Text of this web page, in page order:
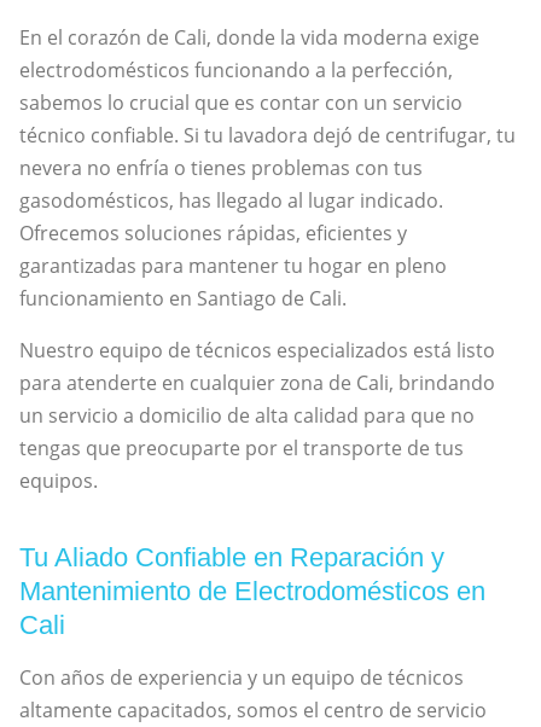
En el corazón de Cali, donde la vida moderna exige
electrodomésticos funcionando a la perfección,
sabemos lo crucial que es contar con un servicio
técnico confiable. Si tu lavadora dejó de centrifugar, tu
nevera no enfría o tienes problemas con tus
gasodomésticos, has llegado al lugar indicado.
Ofrecemos soluciones rápidas, eficientes y
garantizadas para mantener tu hogar en pleno
funcionamiento en Santiago de Cali.
Nuestro equipo de técnicos especializados está listo
para atenderte en cualquier zona de Cali, brindando
un servicio a domicilio de alta calidad para que no
tengas que preocuparte por el transporte de tus
equipos.
Tu Aliado Confiable en Reparación y
Mantenimiento de Electrodomésticos en
Cali
Con años de experiencia y un equipo de técnicos
altamente capacitados, somos el centro de servicio